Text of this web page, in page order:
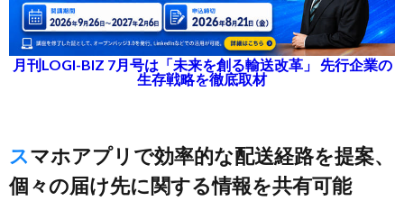
月刊LOGI-BIZ 7月号は「未来を創る輸送改革」 先行企業の
生存戦略を徹底取材
スマホアプリで効率的な配送経路を提案、
個々の届け先に関する情報を共有可能